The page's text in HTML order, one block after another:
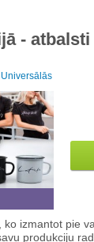
-
Universālās
ko izmantot pie
produkciju